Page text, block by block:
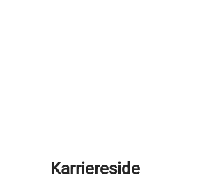
Karriereside